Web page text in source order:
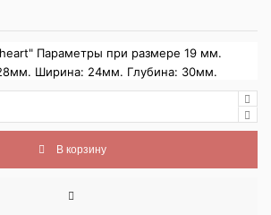
Параметры при размере 19 мм.
Ширина: 24мм. Глубина: 30мм.
В корзину